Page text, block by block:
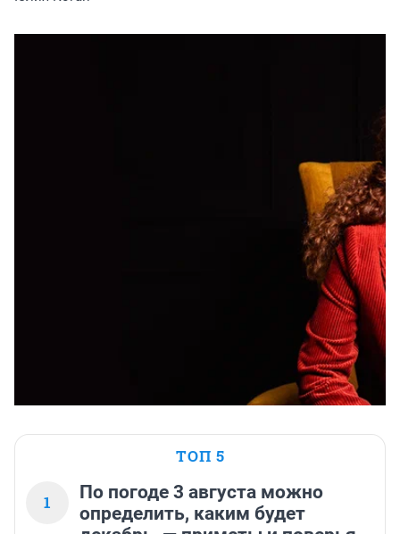
ТОП 5
1
По погоде 3 августа можно
определить, каким будет